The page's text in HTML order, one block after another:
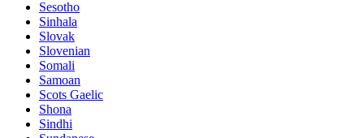
Sesotho
Sinhala
Slovak
Slovenian
Somali
Samoan
Scots Gaelic
Shona
Sindhi